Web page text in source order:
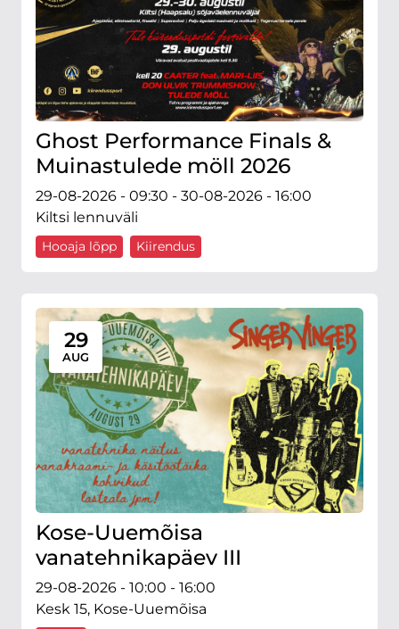
Ghost Performance Finals &
Muinastulede möll 2026
29-08-2026 - 09:30 - 30-08-2026 - 16:00
Kiltsi lennuväli
Hooaja lõpp Kiirendus
29
AUG
Kose-Uuemõisa
vanatehnikapäev III
29-08-2026 - 10:00 - 16:00
Kesk 15, Kose-Uuemõisa